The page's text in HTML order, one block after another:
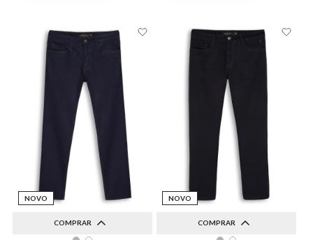
NOVO
COMPRAR
NOVO
COMPRAR